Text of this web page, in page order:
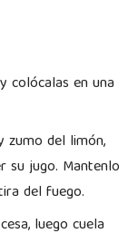
colócalas en una
zumo del limón,
su jugo. Mantenlo
del fuego.
luego cuela